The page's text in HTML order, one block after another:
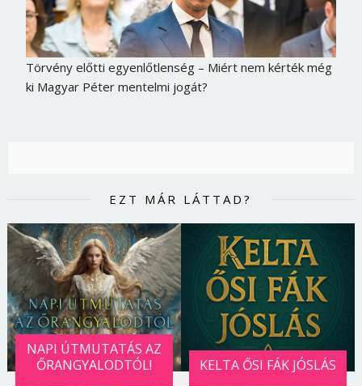
Törvény előtti egyenlőtlenség – Miért nem kérték még
ki Magyar Péter mentelmi jogát?
EZT MÁR LÁTTAD?
NAPI ÚTMUTATÁS AZ
ŐRANGYALODTÓL!
KELTA ŐSI FÁK JÓSLÁS
Jelszó
Mégse Bejelentkezés